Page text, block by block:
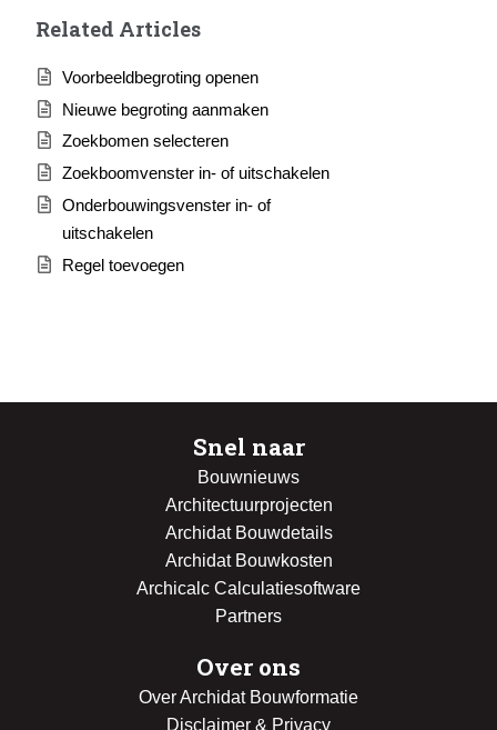
Related Articles
Voorbeeldbegroting openen
Nieuwe begroting aanmaken
Zoekbomen selecteren
Zoekboomvenster in- of uitschakelen
Onderbouwingsvenster in- of
uitschakelen
Regel toevoegen
Snel naar
Bouwnieuws
Architectuurprojecten
Archidat Bouwdetails
Archidat Bouwkosten
Archicalc Calculatiesoftware
Partners
Over ons
Over Archidat Bouwformatie
Disclaimer & Privacy